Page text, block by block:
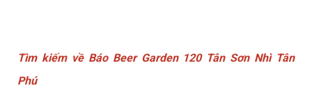
Tìm kiếm về Báo Beer Garden 120 Tân Sơn Nhì Tân
Phú